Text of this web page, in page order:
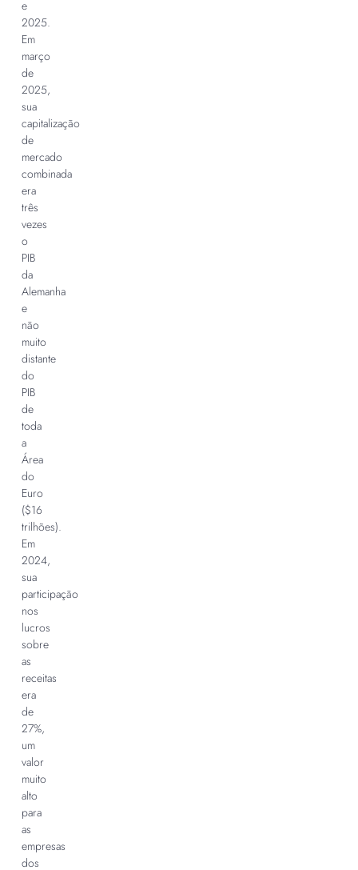
e
2025.
Em
março
de
2025,
sua
capitalização
de
mercado
combinada
era
três
vezes
o
PIB
da
Alemanha
e
não
muito
distante
do
PIB
de
toda
a
Área
do
Euro
($16
trilhões).
Em
2024,
sua
participação
nos
lucros
sobre
as
receitas
era
de
27%,
um
valor
muito
alto
para
as
empresas
dos